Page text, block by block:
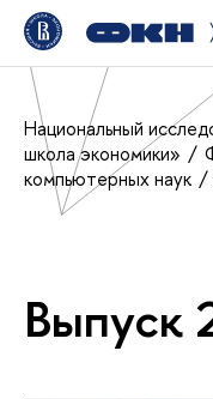
Национальный
школа экономики»
компьютерных наук
Выпуск